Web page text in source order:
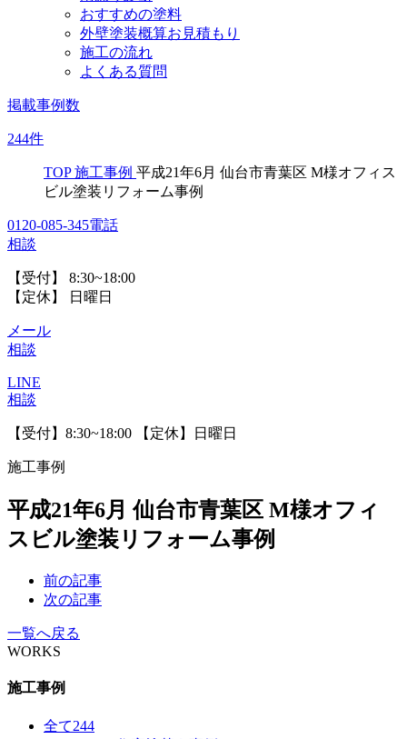
おすすめの塗料
外壁塗装概算お見積もり
施工の流れ
よくある質問
掲載事例数
244件
TOP 施工事例 平成21年6月 仙台市青葉区 M様オフィス
ビル塗装リフォーム事例
0120-085-345電話
相談
【受付】 8:30~18:00
【定休】 日曜日
メール
相談
LINE
相談
【受付】8:30~18:00 【定休】日曜日
施工事例
平成21年6月 仙台市青葉区 M様オフィ
スビル塗装リフォーム事例
前の記事
次の記事
一覧へ戻る
WORKS
施工事例
全て244